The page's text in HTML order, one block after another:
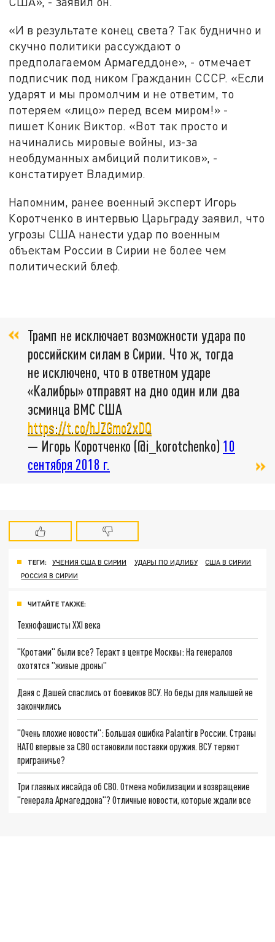
«И в результате конец света? Так буднично и
скучно политики рассуждают о
предполагаемом Армагеддоне», - отмечает
подписчик под ником Гражданин СССР. «Если
ударят и мы промолчим и не ответим, то
потеряем «лицо» перед всем миром!» -
пишет Коник Виктор. «Вот так просто и
начинались мировые войны, из-за
необдуманных амбиций политиков», -
констатирует Владимир.
Напомним, ранее военный эксперт Игорь
Коротченко в интервью Царьграду заявил, что
угрозы США нанести удар по военным
объектам России в Сирии не более чем
политический блеф.
Трамп не исключает возможности удара по
российским силам в Сирии. Что ж, тогда
не исключено, что в ответном ударе
«Калибры» отправят на дно один или два
эсминца ВМС США
https://t.co/hJZGmo2xDQ
— Игорь Коротченко (@i_korotchenko) 10
сентября 2018 г.
ТЕГИ: УЧЕНИЯ США В СИРИИ УДАРЫ ПО ИДЛИБУ
США В СИРИИ
РОССИЯ В СИРИИ
ЧИТАЙТЕ ТАКЖЕ:
Технофашисты XXI века
"Кротами" были все? Теракт в центре Москвы: На генералов
охотятся "живые дроны"
Даня с Дашей спаслись от боевиков ВСУ. Но беды для малышей не
закончились
"Очень плохие новости": Большая ошибка Palantir в России. Страны
НАТО впервые за СВО остановили поставки оружия. ВСУ теряют
приграничье?
Три главных инсайда об СВО. Отмена мобилизации и возвращение
"генерала Армагеддона"? Отличные новости, которые ждали все